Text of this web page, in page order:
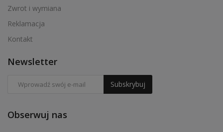
Zwrot i wymiana
Reklamacja
Kontakt
Newsletter
Subskrybuj
Obserwuj nas